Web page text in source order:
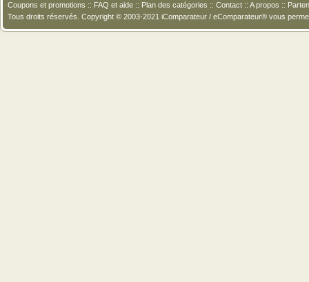
Coupons et promotions :: FAQ et aide :: Plan des catégories :: Contact :: A propos ::
Tous droits réservés. Copyright © 2003-2021 iComparateur / eComparateur® vous